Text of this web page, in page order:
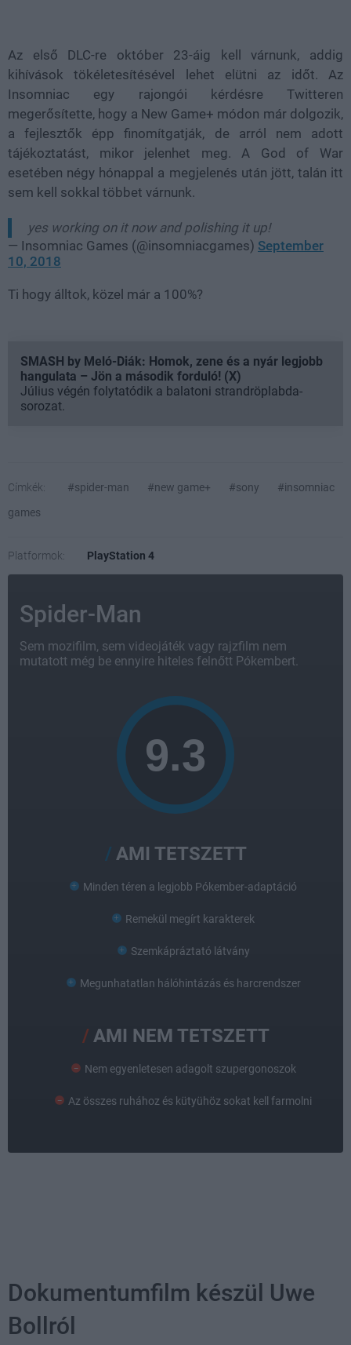
Az első DLC-re október 23-áig kell várnunk, addig
kihívások tökéletesítésével lehet elütni az időt. Az
Insomniac egy rajongói kérdésre Twitteren
megerősítette, hogy a New Game+ módon már dolgozik,
a fejlesztők épp finomítgatják, de arról nem adott
tájékoztatást, mikor jelenhet meg. A God of War
esetében négy hónappal a megjelenés után jött, talán itt
sem kell sokkal többet várnunk.
yes working on it now and polishing it up!
— Insomniac Games (@insomniacgames) September
10, 2018
Ti hogy álltok, közel már a 100%?
SMASH by Meló-Diák: Homok, zene és a nyár legjobb
hangulata – Jön a második forduló! (X)
Július végén folytatódik a balatoni strandröplabda-
sorozat.
Címkék: #spider-man #new game+ #sony
#insomniac
games
Platformok: PlayStation 4
Spider-Man
Sem mozifilm, sem videojáték vagy rajzfilm nem
mutatott még be ennyire hiteles felnőtt Pókembert.
AMI TETSZETT
Minden téren a legjobb Pókember-adaptáció
Remekül megírt karakterek
Szemkápráztató látvány
Megunhatatlan hálóhintázás és harcrendszer
AMI NEM TETSZETT
Nem egyenletesen adagolt szupergonoszok
Az összes ruhához és kütyühöz sokat kell farmolni
Dokumentumfilm készül Uwe
Bollról